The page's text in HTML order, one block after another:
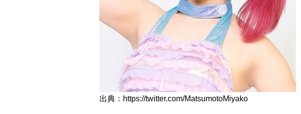
出典：https://twitter.com/MatsumotoMiyako